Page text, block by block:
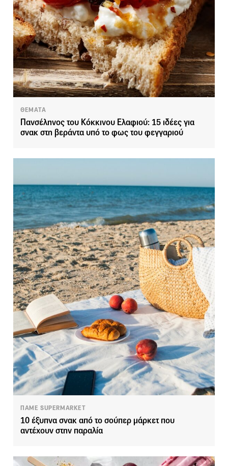
ΘΕΜΑΤΑ
Πανσέληνος του Κόκκινου Ελαφιού: 15 ιδέες για
σνακ στη βεράντα υπό το φως του φεγγαριού
ΠΑΜΕ SUPERMARKET
10 έξυπνα σνακ από το σούπερ μάρκετ που
αντέχουν στην παραλία